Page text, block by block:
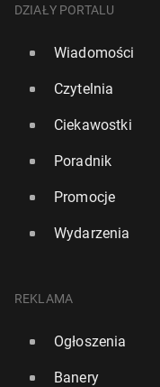
DZIAŁY PORTALU
Wiadomości
Czytelnia
Ciekawostki
Poradnik
Promocje
Wydarzenia
REKLAMA
Ogłoszenia
Banery